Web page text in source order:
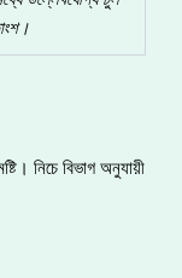
।
নিচে বিভাগ অনুযায়ী